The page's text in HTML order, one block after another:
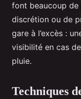
font beaucoup
discrétion ou de
gare à l’excès :
visibilité en cas
pluie.
Techniques